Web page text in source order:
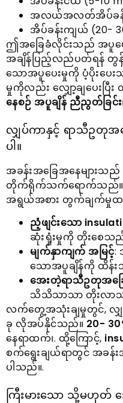
အလယ်အလတ်အိပ်ခန်း
အိပ်ခန်းကျယ် (20-
ဤအခြေခံလိုင်းသည် အပူပေ
အချိန်ပြည့်လည်ပတ်ရန် တွန်
သောအပူပေးမှုကို ပံ့ပိုးပေ
မှုကိုလည်း လျှော့ချပေးပ
နေစဉ် အပူချိန် ညီညွတ်ခြင်း
လျှပ်ကာနှင့် ရာသီဥတုအ
ပါ။
အခန်းအခြေအနေများ
တိုက်ရိုက်သက်ရောက်သည်။, ထို့
အရွယ်အစား တွက်ချက်မှုထ
ညံ့ဖျင်းသော
ဆုံးရှုံးမှုကို တိုးစေသည်။,
မျက်နှာကျက် အမြင့်:
သောအပူချိန်ကို ထိန်
အေးတဲ့ရာသီဥတုအခြ
သိသိသာသာ တိုးလာ
လက်တွေ့အသုံးချမှုတွင်, လျှ
ခု လိုအပ်နိုင်သည်။ 20-
နေရာထက်၊. ထို့ကြောင့်,
စက်ရွေးချယ်ရာတွင် အခန်
ပါသည်။.
ကြီးမားသော သို့မဟုတ်